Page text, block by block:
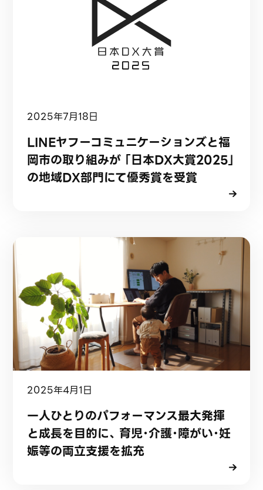
2025年7月18日
LINEヤフーコミュニケーションズと福
岡市の取り組みが 「日本DX大賞2025」
の地域DX部門にて優秀賞を受賞
2025年4月1日
一人ひとりのパフォーマンス最大発揮
と成長を目的に、 育児・介護・障がい・妊
娠等の両立支援を拡充